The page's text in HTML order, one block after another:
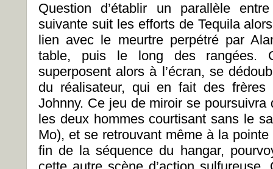
Question d’établir un parallèle
suivante suit les efforts de Tequila
lien avec le meurtre perpétré par
table, puis le long des rangées.
superposent alors à l’écran, se
du réalisateur, qui en fait des
Johnny. Ce jeu de miroir se poursuivra
les deux hommes courtisant sans le
Mo), et se retrouvant même à la pointe
fin de la séquence du hangar,